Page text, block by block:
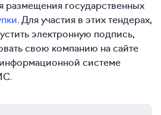
размещения государственных
. Для участия в этих тендерах,
электронную подпись,
свою компанию на сайте
системе